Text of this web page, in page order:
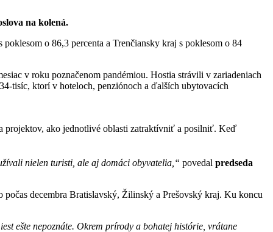
na kolená.
o 86,3 percenta a Trenčiansky kraj s poklesom o 84
v roku poznačenom pandémiou. Hostia strávili v zariadeniach
tisíc, ktorí v hoteloch, penziónoch a ďalších ubytovacích
projektov, ako jednotlivé oblasti zatraktívniť a posilniť. Keď
nielen turisti, ale aj domáci obyvatelia,“ povedal predseda
decembra Bratislavský, Žilinský a Prešovský kraj. Ku koncu
ešte nepoznáte. Okrem prírody a bohatej histórie, vrátane